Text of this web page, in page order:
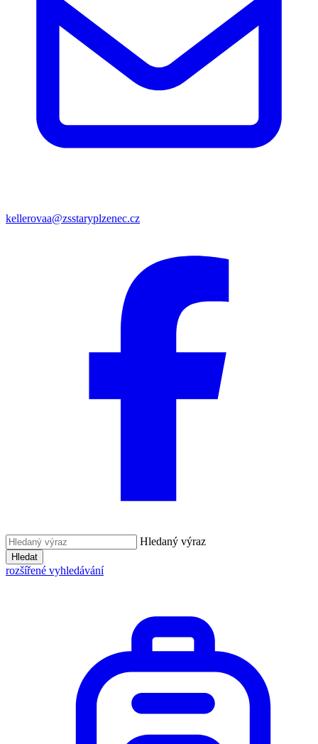
kellerovaa@zsstaryplzenec.cz
Hledaný výraz
Hledat
rozšířené vyhledávání